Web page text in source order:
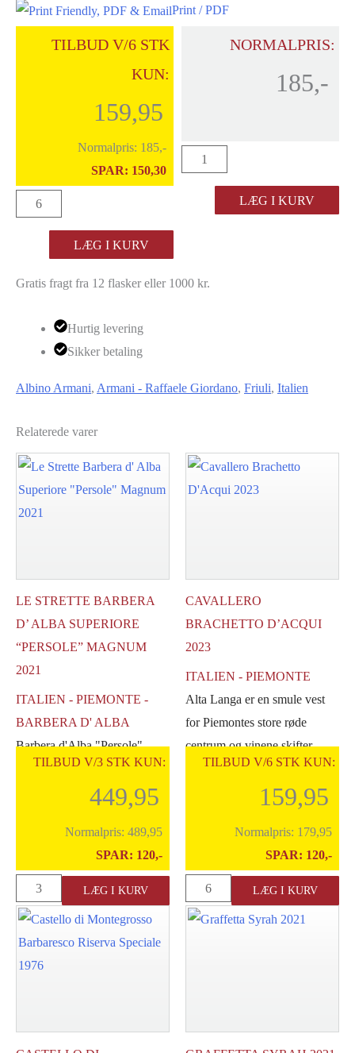
Print / PDF
TILBUD V/6 STK
KUN:
159,95
Normalpris: 185,-
SPAR: 150,30
Albino
Sauvignon
LÆG I KURV
NORMALPRIS:
185,-
Albino
LÆG I KURV
Gratis fragt fra 12 flasker eller 1000 kr.
Hurtig levering
Sikker betaling
Albino Armani, Armani - Raffaele Giordano, Friuli, Italien
Relaterede varer
LE STRETTE BARBERA
D’ ALBA SUPERIORE
“PERSOLE” MAGNUM
2021
ITALIEN - PIEMONTE -
BARBERA D' ALBA
Barbera d'Alba "Persole"
kommer fra en enkelt mark i
landsbyen Novello.
TILBUD V/3 STK KUN:
449,95
Normalpris: 489,95
SPAR: 120,-
Strette
Magnum
LÆG I KURV
CAVALLERO
BRACHETTO D’ACQUI
2023
ITALIEN - PIEMONTE
Alta Langa er en smule vest
for Piemontes store røde
centrum og vinene skifter
temperament. [...]
TILBUD V/6 STK KUN:
159,95
Normalpris: 179,95
SPAR: 120,-
Cavallero
Brachetto
LÆG I KURV